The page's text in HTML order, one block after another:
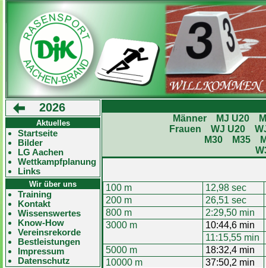
2026
Aktuelles
Startseite
Bilder
LG Aachen
Wettkampfplanung
Links
Wir über uns
Training
Kontakt
Wissenswertes
Know-How
Vereinsrekorde
Bestleistungen
Impressum
Datenschutz
Männer MJ U20
Frauen
WJ U20
M30
M35
100 m
12,98 sec
200 m
26,51 sec
800 m
2:29,50 min
3000 m
10:44,6 min
11:15,55 min
5000 m
18:32,4 min
10000 m
37:50,2 min